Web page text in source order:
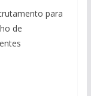
para
de